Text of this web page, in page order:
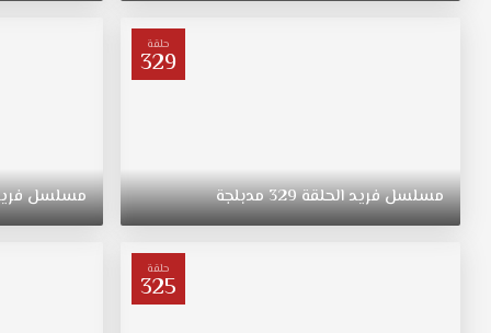
حلقة
329
مسلسلفريدالحلقة329مدبلجة مسلسل
حلقة
325